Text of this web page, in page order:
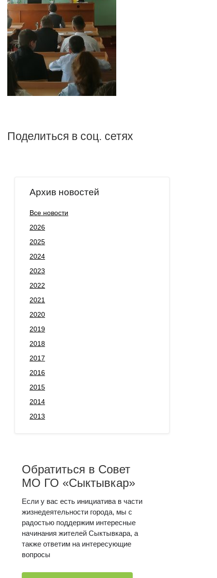
Поделиться в соц. сетях
Архив новостей
Все новости
2026
2025
2024
2023
2022
2021
2020
2019
2018
2017
2016
2015
2014
2013
Обратиться в Совет
МО ГО «Сыктывкар»
Если у вас есть инициатива в части
жизнедеятельности города, мы с
радостью поддержим интересные
начинания жителей Сыктывкара, а
также ответим на интересующие
вопросы